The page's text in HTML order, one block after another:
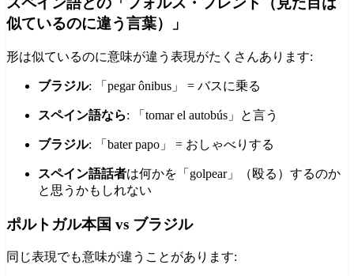
似ているのに違う言葉）」
形は似ているのに意味が違う表現がたくさんあります:
ブラジル: 「pegar ônibus」 = バスに乗る
スペイン語なら: 「tomar el autobús」と言う
ブラジル: 「bater papo」 = おしゃべりする
スペイン語話者は何かを「golpear」（殴る）するのか
と思うかもしれない
ポルトガル本国 vs ブラジル
同じ表現でも意味が違うことがあります: